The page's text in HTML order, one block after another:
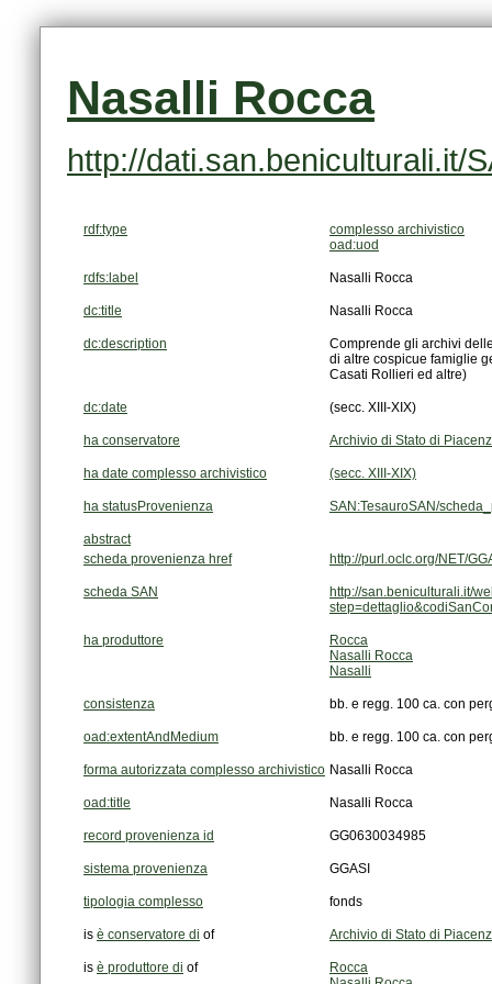
Nasalli Rocca
http://dati.san.beniculturali.it/
rdf:type
complesso archivistico
oad:uod
rdfs:label Nasalli Rocca
dc:title Nasalli Rocca
dc:description
Casati Rollieri ed altre)
dc:date (secc. XIII-XIX)
ha conservatore Archivio di Stato di
ha date complesso archivistico (secc. XIII-XIX)
ha statusProvenienza SAN:TesauroSAN/
abstract
scheda provenienza href
http://purl.oclc.org/NET/
scheda SAN
ha produttore
Rocca
Nasalli Rocca
Nasalli
consistenza bb. e regg. 100 ca. con
oad:extentAndMedium bb. e regg. 100 ca. con
forma autorizzata complesso archivistico Nasalli Rocca
oad:title Nasalli Rocca
record provenienza id GG0630034985
sistema provenienza GGASI
tipologia complesso fonds
is è conservatore di of Archivio di Stato di
is è produttore di of
Rocca